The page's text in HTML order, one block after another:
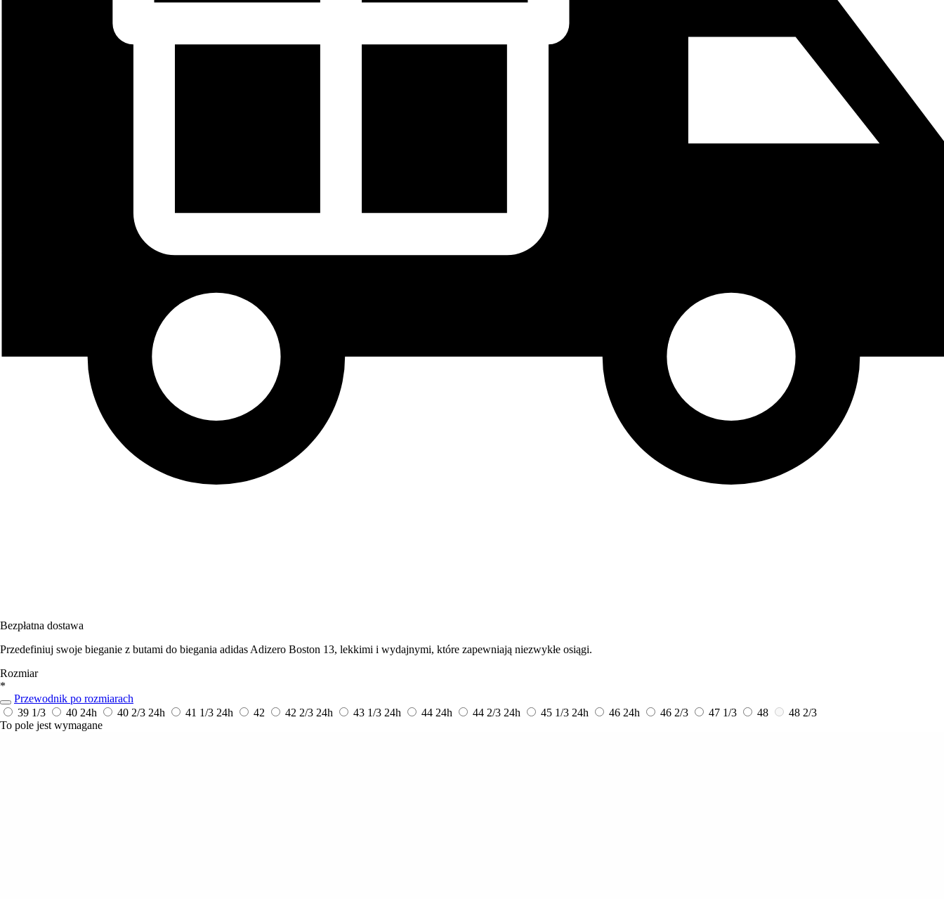
Bezpłatna dostawa
Przedefiniuj swoje bieganie z butami do biegania adidas Adizero Boston 13, lekkimi i wydajnymi, które zapewniają niezwykłe osiągi.
Rozmiar
*
Przewodnik po rozmiarach
39 1/3
40 24h 40 2/3 24h 41 1/3 24h 42 42 2/3 24h 43 1/3 24h 44 24h 44 2/3 24h 45 1/3 24h 46 24h 46 2/3 47 1/3 48
48 2/3
To pole jest wymagane